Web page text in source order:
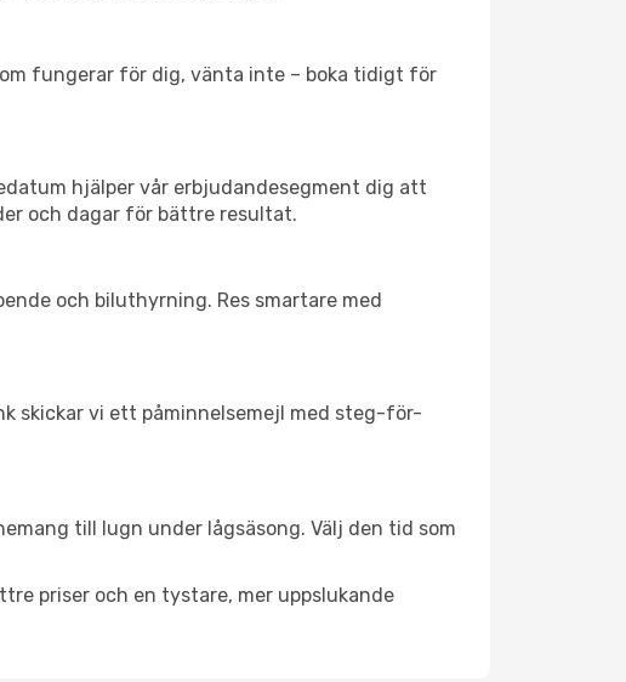
fungerar för dig, vänta inte – boka tidigt för
hjälper vår erbjudandesegment dig att
och dagar för bättre resultat.
och biluthyrning. Res smartare med
skickar vi ett påminnelsemejl med steg-för-
till lugn under lågsäsong. Välj den tid som
priser och en tystare, mer uppslukande